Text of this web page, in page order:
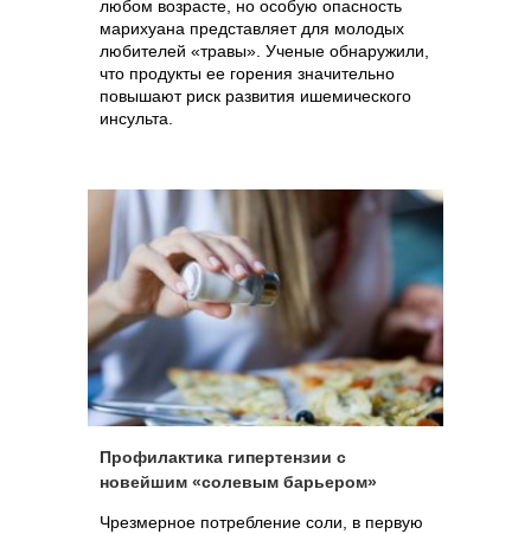
любом возрасте, но особую опасность
марихуана представляет для молодых
любителей «травы». Ученые обнаружили,
что продукты ее горения значительно
повышают риск развития ишемического
инсульта.
Профилактика гипертензии с
новейшим «солевым барьером»
Чрезмерное потребление соли, в первую